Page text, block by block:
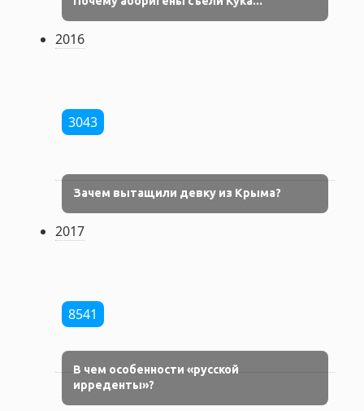
2016
3043
Зачем вытащили девку из Крыма?
2017
8541
В чем особенности «русской
ирреденты»?